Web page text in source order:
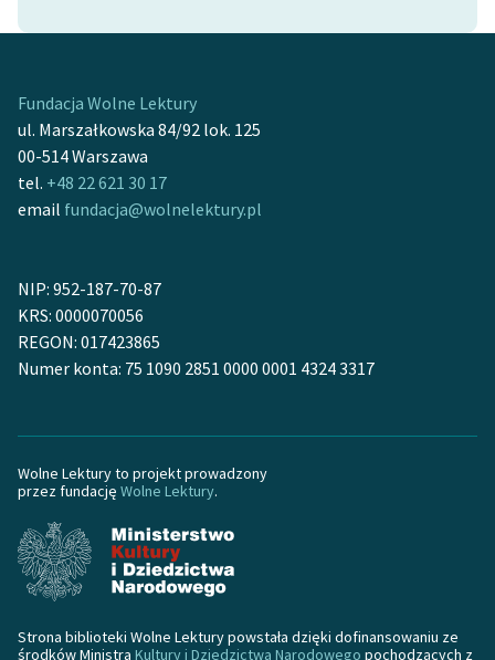
Regulamin darowizn
wrażliwych
Deklaracja dostępności
Fundacja Wolne Lektury
ul. Marszałkowska 84/92 lok. 125
00-514 Warszawa
tel. +48 22 621 30 17
email fundacja@wolnelektury.pl
NIP: 952-187-70-87
KRS: 0000070056
REGON: 017423865
Numer konta: 75 1090 2851 0000 0001 4324 3317
Wolne Lektury to projekt prowadzony
przez fundację Wolne Lektury.
Strona biblioteki Wolne Lektury powstała dzięki dofinansowaniu ze
środków Ministra Kultury i Dziedzictwa Narodowego pochodzących z